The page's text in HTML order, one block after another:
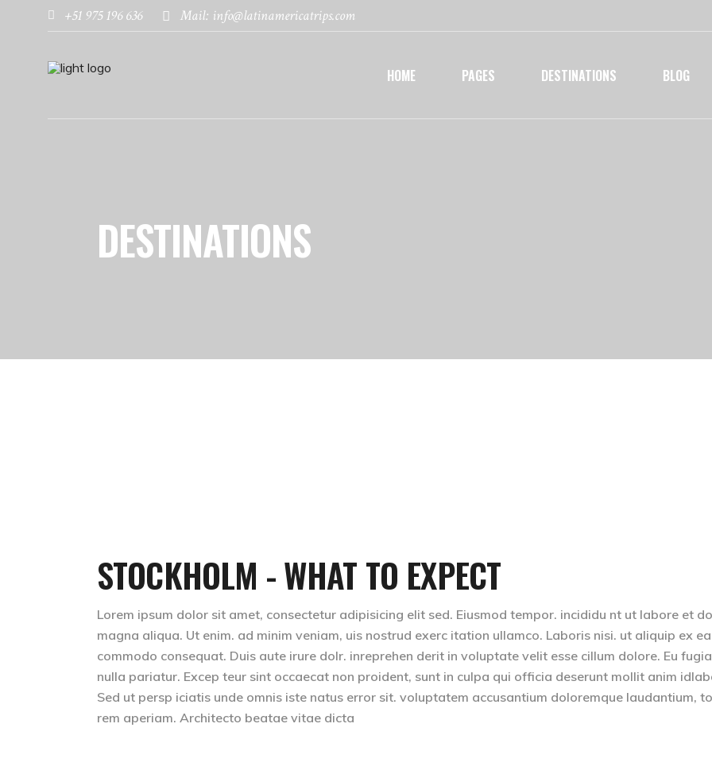
+51 975 196 636 Mail: info@latinamericatrips.com
HOME PAGES DESTINATIONS BLOG
DESTINATIONS
STOCKHOLM - WHAT TO EXPECT
Lorem ipsum dolor sit amet, consectetur adipisicing elit sed. Eiusmod tempor. incididu nt ut labore et
magna aliqua. Ut enim. ad minim veniam, uis nostrud exerc itation ullamco. Laboris nisi. ut aliquip ex ea
commodo consequat. Duis aute irure dolr. inreprehen derit in voluptate velit esse cillum dolore. Eu
nulla pariatur. Excep teur sint occaecat non proident, sunt in culpa qui officia deserunt mollit anim
Sed ut persp iciatis unde omnis iste natus error sit. voluptatem accusantium doloremque laudantium,
rem aperiam. Architecto beatae vitae dicta